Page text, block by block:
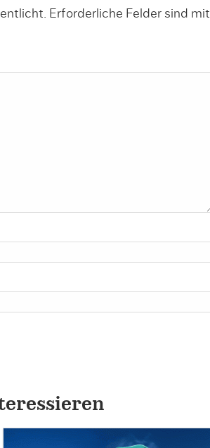
Erforderliche Felder sind mit